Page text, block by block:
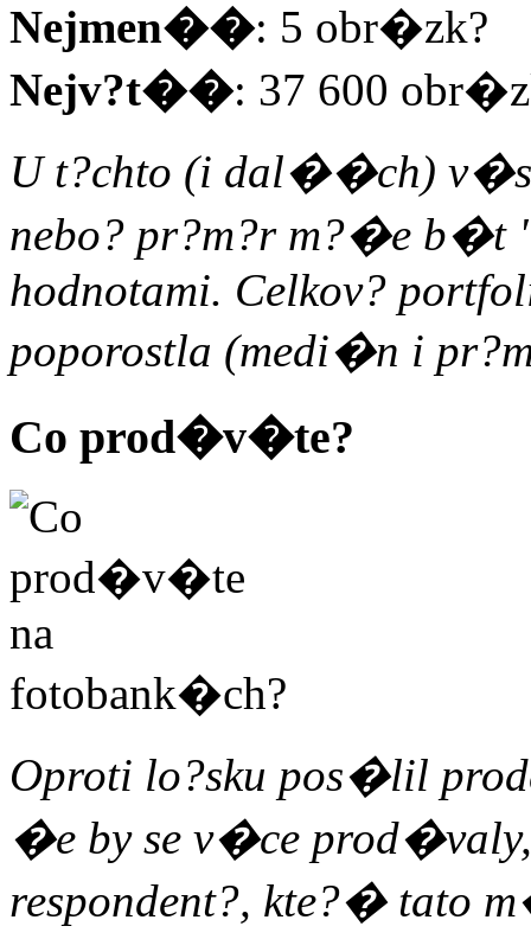
Nejmen��: 5 obr�zk?
Nejv?t��: 37 600
U t?chto (i dal��ch)
nebo? pr?m?r m?�e b�t
hodnotami. Celkov?
poporostla (medi�n i
Co prod�v�te?
Oproti lo?sku pos�lil
�e by se v�ce
respondent?, kte?� tato